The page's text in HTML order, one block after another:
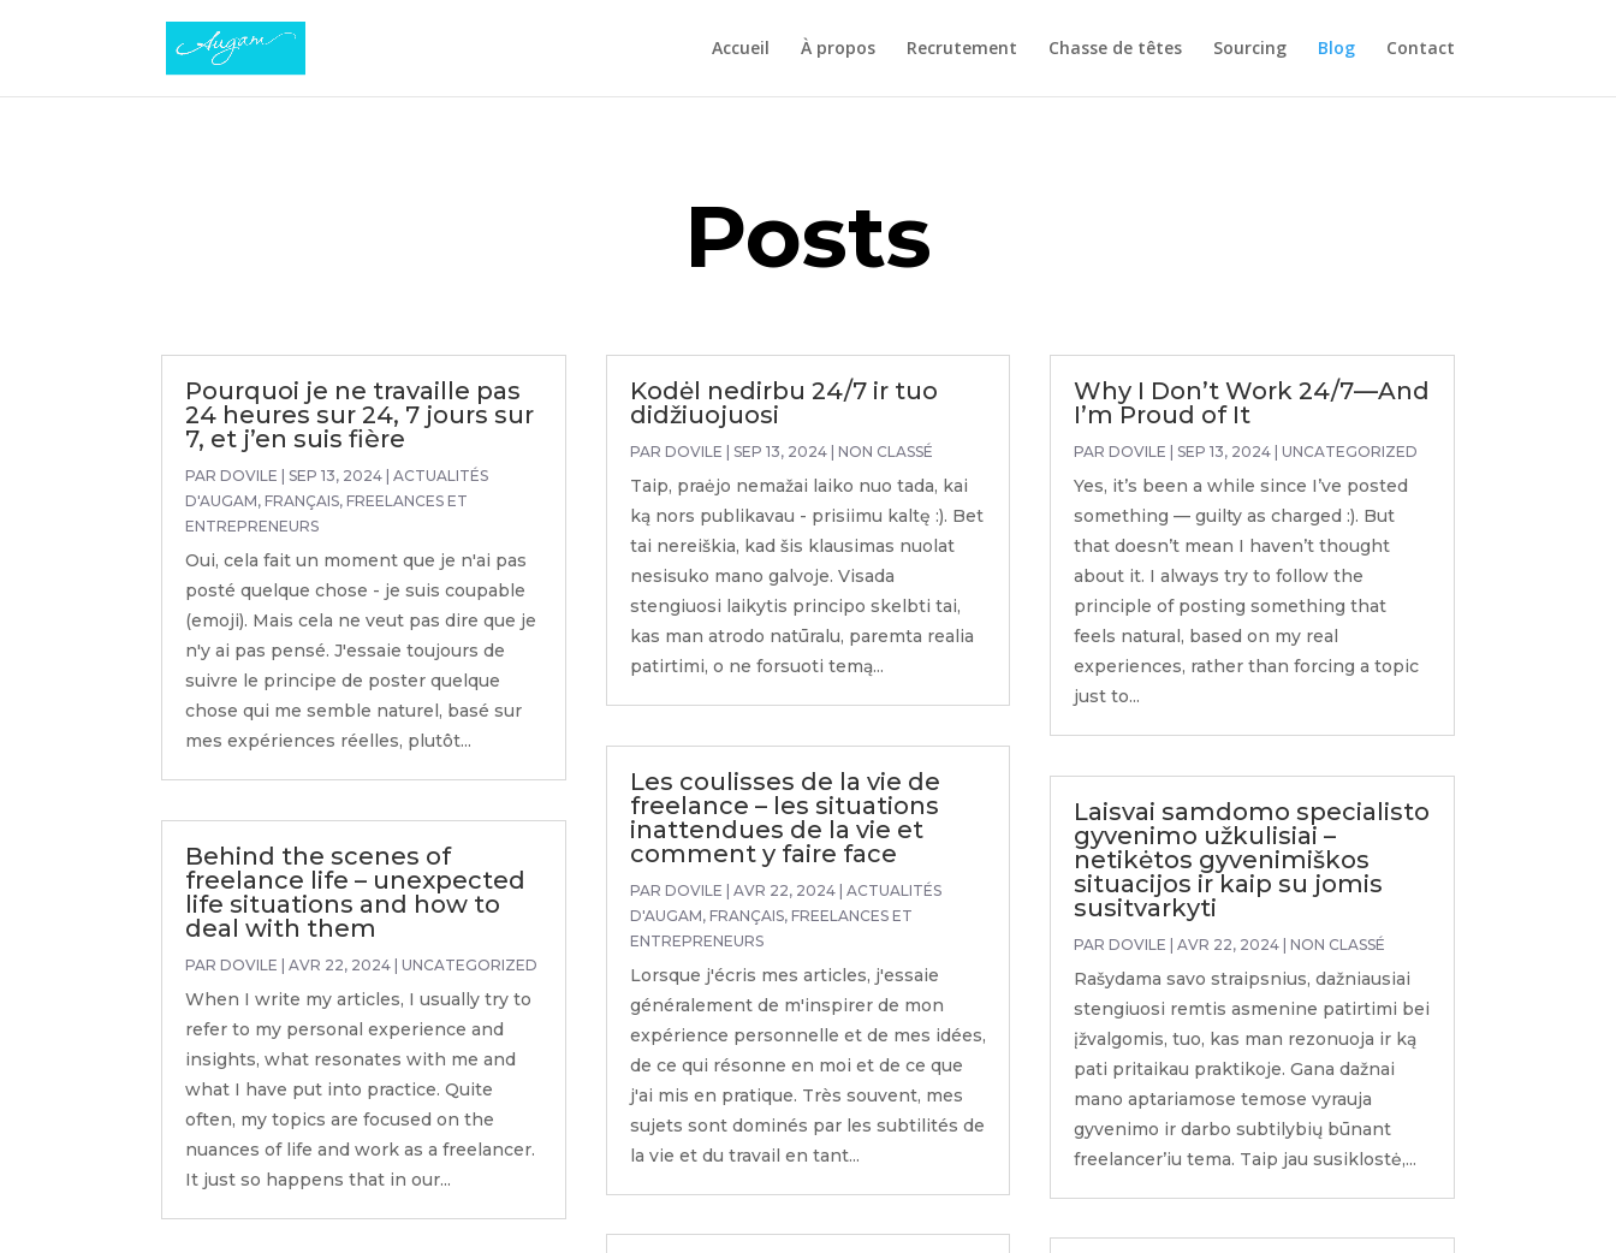
Accueil À propos Recrutement Chasse de têtes Sourcing Blog Contact
Posts
Pourquoi je ne travaille pas
24 heures sur 24, 7 jours sur
7, et j’en suis fière
PARDOVILE |SEP 13, 2024 |ACTUALITÉS
D'AUGAM,FRANÇAIS,FREELANCES ET
ENTREPRENEURS
Oui, cela fait un moment que je n'ai pas
posté quelque chose - je suis coupable
(emoji). Mais cela ne veut pas dire que je
n'y ai pas pensé. J'essaie toujours de
suivre le principe de poster quelque
chose qui me semble naturel, basé sur
mes expériences réelles, plutôt...
Behind the scenes of
freelance life – unexpected
life situations and how to
deal with them
PARDOVILE |AVR 22, 2024 |UNCATEGORIZED
When I write my articles, I usually try to
refer to my personal experience and
insights, what resonates with me and
what I have put into practice. Quite
often, my topics are focused on the
nuances of life and work as a freelancer.
It just so happens that in our...
Kodėl nedirbu 24/7 ir tuo
didžiuojuosi
PAR DOVILE SEP 13, 2024| NON CLASSÉ
Taip, praėjo nemažai laiko nuo tada, kai
ką nors publikavau - prisiimu kaltę :). Bet
tai nereiškia, kad šis klausimas nuolat
nesisuko mano galvoje. Visada
stengiuosi laikytis principo skelbti tai,
kas man atrodo natūralu, paremta realia
patirtimi, o ne forsuoti temą...
Les coulisses de la vie de
freelance – les situations
inattendues de la vie et
comment y faire face
PAR DOVILE | AVR 22, 2024| ACTUALITÉS
D'AUGAM, FRANÇAIS, FREELANCES ET
ENTREPRENEURS
Lorsque j'écris mes articles, j'essaie
généralement de m'inspirer de mon
expérience personnelle et de mes idées,
de ce qui résonne en moi et de ce que
j'ai mis en pratique. Très souvent, mes
sujets sont dominés par les subtilités de
la vie et du travail en tant...
Why I Don’t Work 24/7—And
I’m Proud of It
PAR DOVILE SEP 13, 2024| UNCATEGORIZED
Yes, it’s been a while since I’ve posted
something — guilty as charged :). But
that doesn’t mean I haven’t thought
about it. I always try to follow the
principle of posting something that
feels natural, based on my real
experiences, rather than forcing a topic
just to...
Laisvai samdomo specialisto
gyvenimo užkulisiai –
netikėtos gyvenimiškos
situacijos ir kaip su jomis
susitvarkyti
PAR DOVILE | AVR 22, 2024| NON CLASSÉ
Rašydama savo straipsnius, dažniausiai
stengiuosi remtis asmenine patirtimi bei
įžvalgomis, tuo, kas man rezonuoja ir ką
pati pritaikau praktikoje. Gana dažnai
mano aptariamose temose vyrauja
gyvenimo ir darbo subtilybių būnant
freelancer’iu tema. Taip jau susiklostė,...